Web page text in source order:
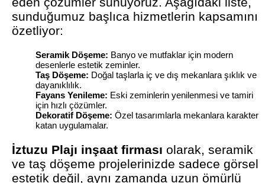
sunduğumuz başlıca hizmetlerin kapsamını
özetliyor:
Seramik Döşeme: Banyo ve mutfaklar için modern
desenlerle estetik zeminler.
Taş Döşeme: Doğal taşlarla iç ve dış mekanlara şıklık ve
dayanıklılık.
Fayans Yenileme: Eski zeminlerin yenilenmesi ve tamiri
için hızlı çözümler.
Dekoratif Döşeme: Özel tasarımlarla mekanlara karakter
katan uygulamalar.
İztuzu Plajı inşaat firması olarak, seramik
ve taş döşeme projelerinizde sadece görsel
estetik değil, aynı zamanda uzun ömürlü